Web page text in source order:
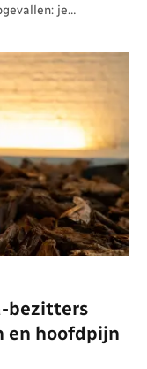
je…
bezitters
en hoofdpijn